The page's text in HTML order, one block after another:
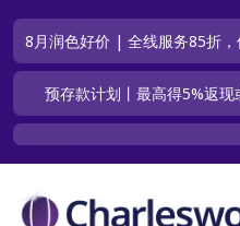
8月润色好价 | 全线服务85折，
预存款计划丨最高得5%返现